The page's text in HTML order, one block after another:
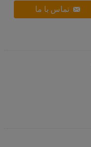
تماس با ما